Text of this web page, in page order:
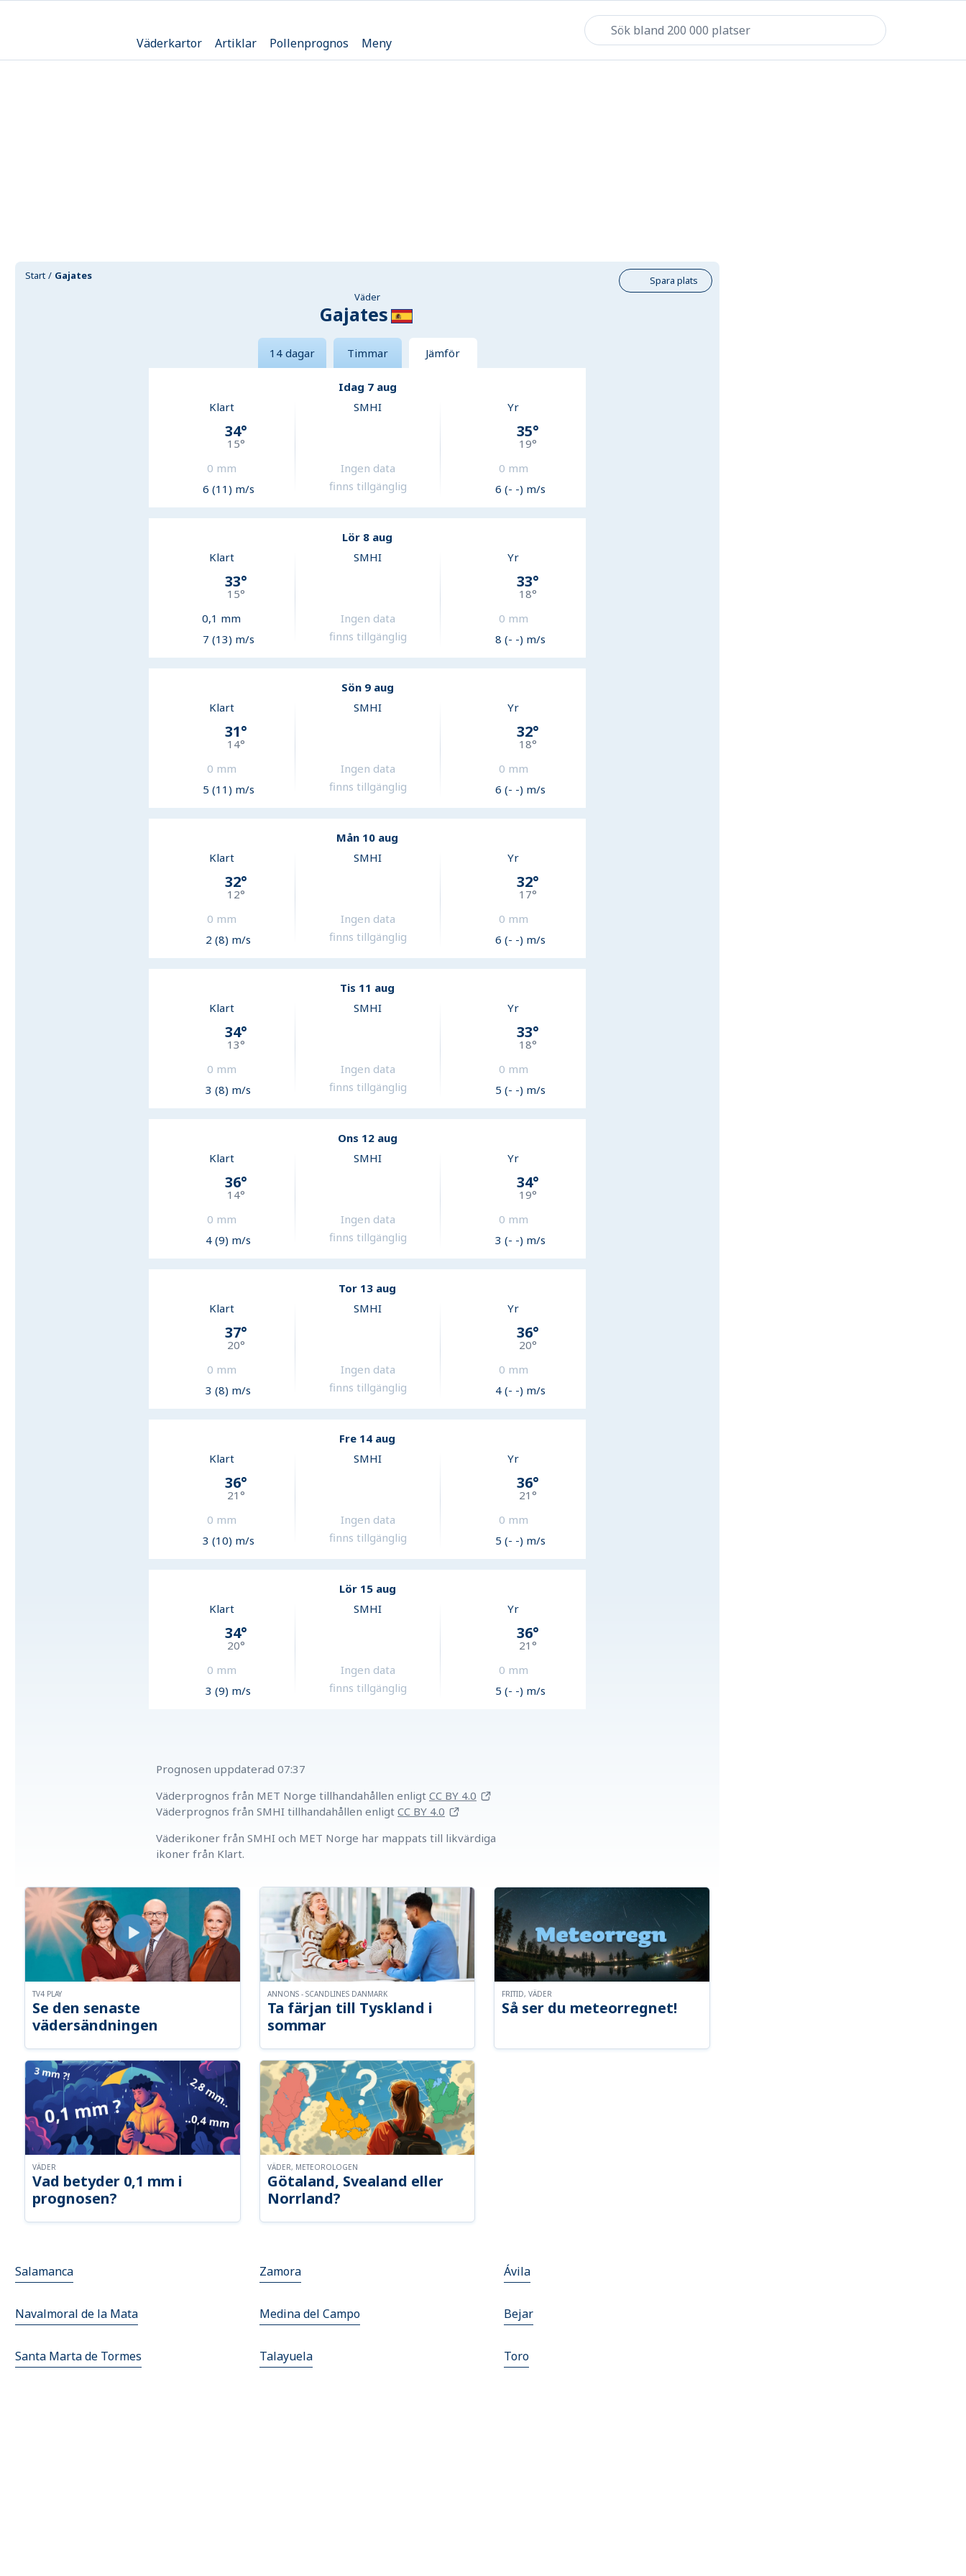
Väderkartor Artiklar Pollenprognos Meny
Start Gajates
Spara plats
Väder
Gajates
14 dagar Timmar Jämför
Idag 7 aug
Klart
34°
15°
0 mm
6 (11) m/s
SMHI
Ingen data
finns tillgänglig
Yr
35°
19°
0 mm
6 (- -) m/s
Lör 8 aug
Klart
33°
15°
0,1 mm
7 (13) m/s
SMHI
Ingen data
finns tillgänglig
Yr
33°
18°
0 mm
8 (- -) m/s
Sön 9 aug
Klart
31°
14°
0 mm
5 (11) m/s
SMHI
Ingen data
finns tillgänglig
Yr
32°
18°
0 mm
6 (- -) m/s
Mån 10 aug
Klart
32°
12°
0 mm
2 (8) m/s
SMHI
Ingen data
finns tillgänglig
Yr
32°
17°
0 mm
6 (- -) m/s
Tis 11 aug
Klart
34°
13°
0 mm
3 (8) m/s
SMHI
Ingen data
finns tillgänglig
Yr
33°
18°
0 mm
5 (- -) m/s
Ons 12 aug
Klart
36°
14°
0 mm
4 (9) m/s
SMHI
Ingen data
finns tillgänglig
Yr
34°
19°
0 mm
3 (- -) m/s
Tor 13 aug
Klart
37°
20°
0 mm
3 (8) m/s
SMHI
Ingen data
finns tillgänglig
Yr
36°
20°
0 mm
4 (- -) m/s
Fre 14 aug
Klart
36°
21 °
0 mm
3 (10) m/s
SMHI
Ingen data
finns tillgänglig
Yr
36°
21 °
0 mm
5 (- -) m/s
Lör 15 aug
Klart
34°
20°
0 mm
3 (9) m/s
SMHI
Ingen data
finns tillgänglig
Yr
36°
21 °
0 mm
5 (- -) m/s
Prognosen uppdaterad 07:37
Väderprognos från MET Norge tillhandahållen enligt CC BY 4.0
Väderprognos från SMHI tillhandahållen enligt CC BY 4.0
Väderikoner från SMHI och MET Norge har mappats till likvärdiga
ikoner från Klart.
Se den senaste
vädersändningen
TV4 PLAY
Ta färjan till Tyskland i
sommar
ANNONS - SCANDLINES DANMARK
Så ser du meteorregnet!
FRITID, VÄDER
Vad betyder 0,1 mm i
prognosen?
VÄDER
Götaland, Svealand eller
Norrland?
VÄDER, METEOROLOGEN
Salamanca Zamora Ávila
Navalmoral de la Mata Medina del Campo Bejar
Santa Marta de Tormes Talayuela Toro